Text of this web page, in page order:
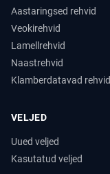
Aastaringsed rehvid
Veokirehvid
Lamellrehvid
Naastrehvid
Klamberdatavad rehvid
VELJED
Uued veljed
Kasutatud veljed